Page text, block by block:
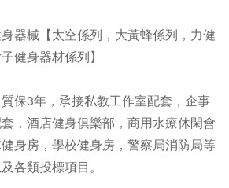
械【太空係列，大黃蜂係列，力健
健身器材係列】
3年，承接私教工作室配套，企事
，酒店健身俱樂部，商用水療休閑會
身房，學校健身房，警察局消防局等
各類投標項目。